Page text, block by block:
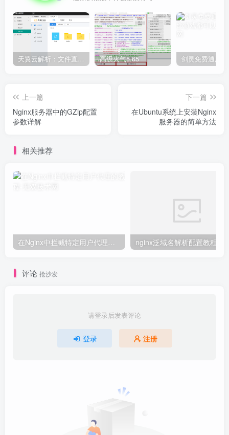
天翼云解析：文件直链获取源码 高级火气5.65
上一篇
Nginx服务器中的GZip配置
参数详解
下一篇
在Ubuntu系统上安装Nginx
服务器的简单方法
相关推荐
在Nginx中拦截特定用户代理的教程 nginx泛域名解析配置教程
评论 抢沙发
请登录后发表评论
登录 注册